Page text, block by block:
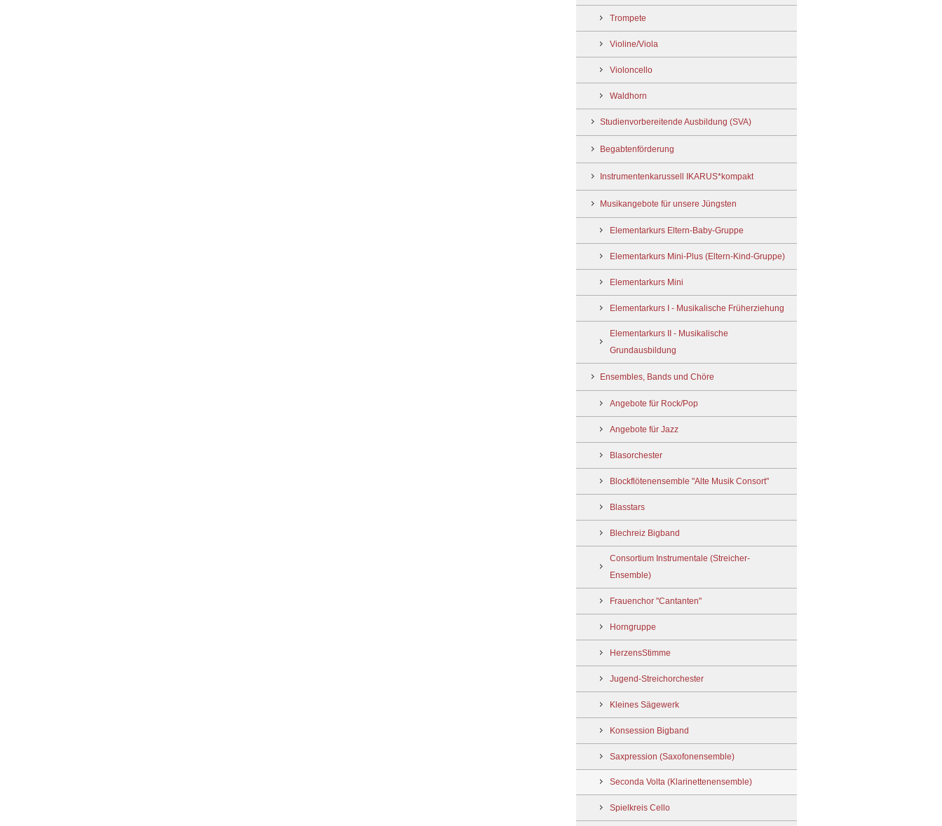
Trompete
Violine/Viola
Violoncello
Waldhorn
Studienvorbereitende Ausbildung (SVA)
Begabtenförderung
Instrumentenkarussell IKARUS*kompakt
Musikangebote für unsere Jüngsten
Elementarkurs Eltern-Baby-Gruppe
Elementarkurs Mini-Plus (Eltern-Kind-Gruppe)
Elementarkurs Mini
Elementarkurs I - Musikalische Früherziehung
Elementarkurs II - Musikalische
Grundausbildung
Ensembles, Bands und Chöre
Angebote für Rock/Pop
Angebote für Jazz
Blasorchester
Blockflötenensemble "Alte Musik Consort"
Blasstars
Blechreiz Bigband
Consortium Instrumentale (Streicher-
Ensemble)
Frauenchor "Cantanten"
Horngruppe
HerzensStimme
Jugend-Streichorchester
Kleines Sägewerk
Konsession Bigband
Saxpression (Saxofonensemble)
Seconda Volta (Klarinettenensemble)
Spielkreis Cello